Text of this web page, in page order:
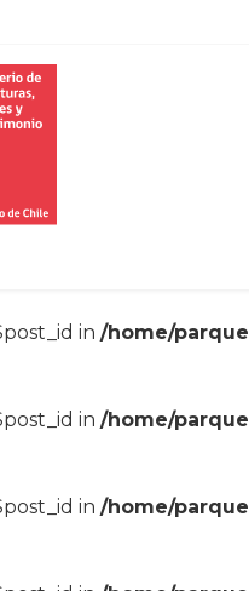
in/home/
in/home/
in/home/